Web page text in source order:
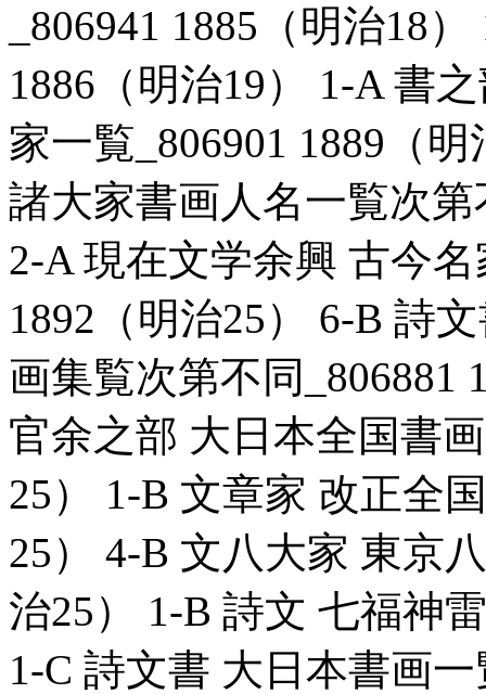
_806941 1885（明治18
1886（明治19） 1-A 書
家一覧_806901 1889（
諸大家書画人名一覧次第
2-A 現在文学余興 古今
1892（明治25） 6-B 詩
画集覧次第不同_806881
官余之部 大日本全国書
25） 1-B 文章家 改正全
25） 4-B 文八大家 東京
治25） 1-B 詩文 七福神
1-C 詩文書 大日本書画